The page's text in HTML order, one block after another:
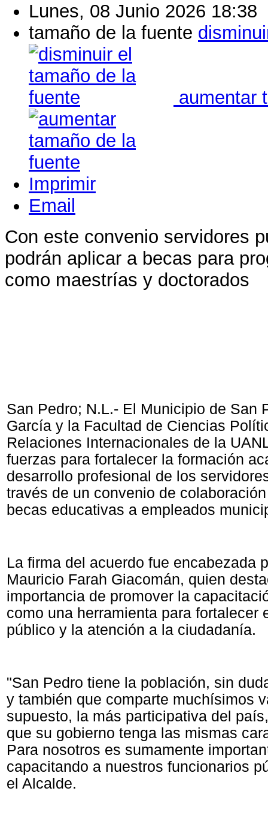
Lunes, 08 Junio 2026 18:38
tamaño de la fuente
aumentar
Imprimir
Email
Con este convenio servidores
podrán aplicar a becas para
como maestrías y doctorados
San Pedro; N.L.- El Municipio de San
García y la Facultad de Ciencias
Relaciones Internacionales de la
fuerzas para fortalecer la formación
desarrollo profesional de los
través de un convenio de
becas educativas a empleados
La firma del acuerdo fue encabezada
Mauricio Farah Giacomán, quien
importancia de promover la
como una herramienta para fortalecer
público y la atención a la ciudadanía.
"San Pedro tiene la población, sin
y también que comparte muchísimos
supuesto, la más participativa del
que su gobierno tenga las mismas
Para nosotros es sumamente
capacitando a nuestros funcionarios
el Alcalde.